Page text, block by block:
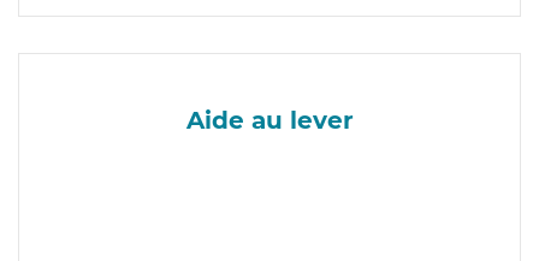
Aide au lever